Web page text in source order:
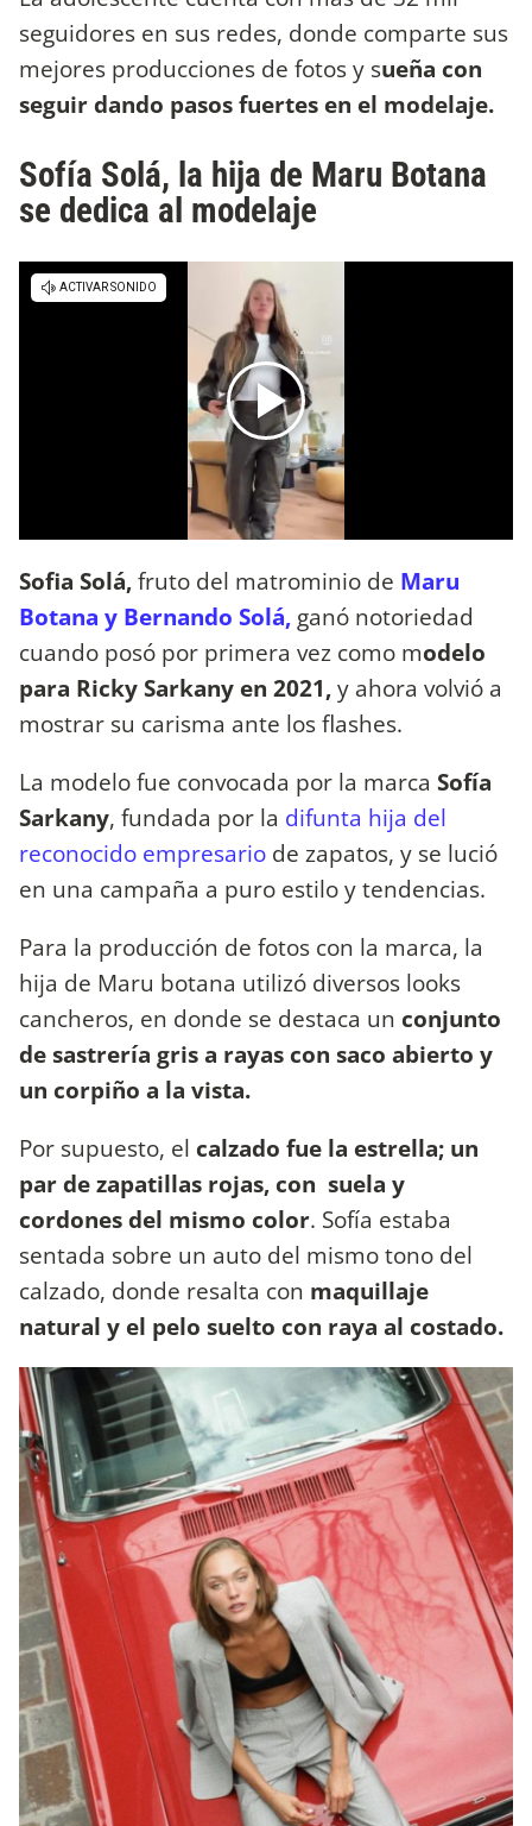
seguidores en sus redes, donde comparte sus
mejores producciones de fotos y sueña con
seguir dando pasos fuertes en el modelaje.
Sofía Solá, la hija de Maru Botana
se dedica al modelaje
Sofia Solá,fruto del matrominio de Maru
Botana y Bernando Solá, ganó notoriedad
cuando posó por primera vez como modelo
para Ricky Sarkany en 2021,y ahora volvió a
mostrar su carisma ante los flashes.
La modelo fue convocada por la marca Sofía
Sarkany, fundada por la difunta hija del
reconocido empresario de zapatos, y se lució
en una campaña a puro estilo y tendencias.
Para la producción de fotos con la marca, la
hija de Maru botana utilizó diversos looks
cancheros, en donde se destaca un conjunto
de sastrería gris a rayas con saco abierto y
un corpiño a la vista.
Por supuesto, el calzado fue la estrella; un
par de zapatillas rojas, con suela y
cordones del mismo color. Sofía estaba
sentada sobre un auto del mismo tono del
calzado, donde resalta con maquillaje
natural y el pelo suelto con raya al costado.